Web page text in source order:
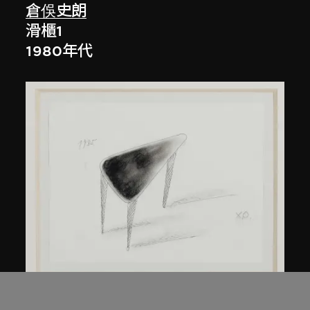
倉俁史朗
滑櫃1
1980年代